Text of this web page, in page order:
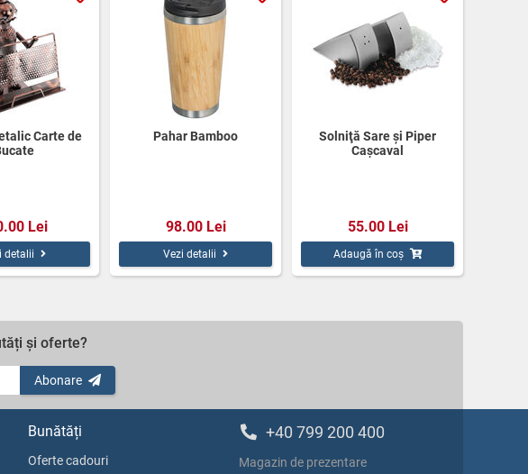
Carte de
Lei
detalii
Pahar Bamboo
98.00 Lei
Vezi detalii
Solniţă Sare şi Piper
Caşcaval
55.00 Lei
Adaugă în coș
și oferte?
Abonare
Bunătăți
Oferte cadouri
+40 799 200 400
Magazin de prezentare